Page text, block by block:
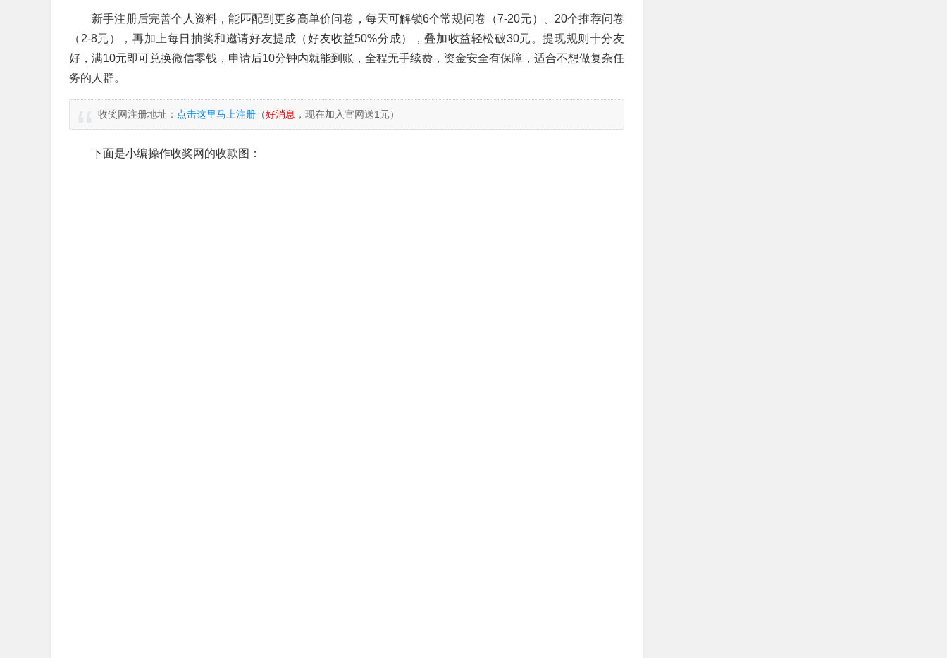
新手注册后完善个人资料，能匹配到更多高单价问卷，每天可解锁6个常规问卷（7-20元）、20个推荐问卷
（2-8元），再加上每日抽奖和邀请好友提成（好友收益50%分成），叠加收益轻松破30元。提现规则十分友
好，满10元即可兑换微信零钱，申请后10分钟内就能到账，全程无手续费，资金安全有保障，适合不想做复杂任
务的人群。
收奖网注册地址： 点击这里马上注册 （好消息 ，现在加入官网送1元）
下面是小编操作收奖网的收款图：